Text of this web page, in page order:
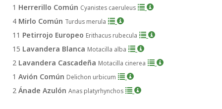
1 Herrerillo Común Cyanistes caeruleus
4 Mirlo Común Turdus merula
11 Petirrojo Europeo Erithacus rubecula
15 Lavandera Blanca Motacilla alba
2 Lavandera Cascadeña Motacilla cinerea
1 Avión Común Delichon urbicum
2 Ánade Azulón Anas platyrhynchos